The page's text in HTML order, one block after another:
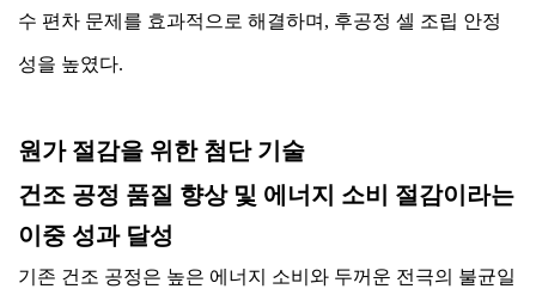
수 편차 문제를 효과적으로 해결하며, 후공정 셀 조립 안정
성을 높였다.
원가 절감을 위한 첨단 기술
건조 공정 품질 향상 및 에너지 소비 절감이라는
이중 성과 달성
기존 건조 공정은 높은 에너지 소비와 두꺼운 전극의 불균일